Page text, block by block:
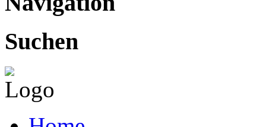
Suchen